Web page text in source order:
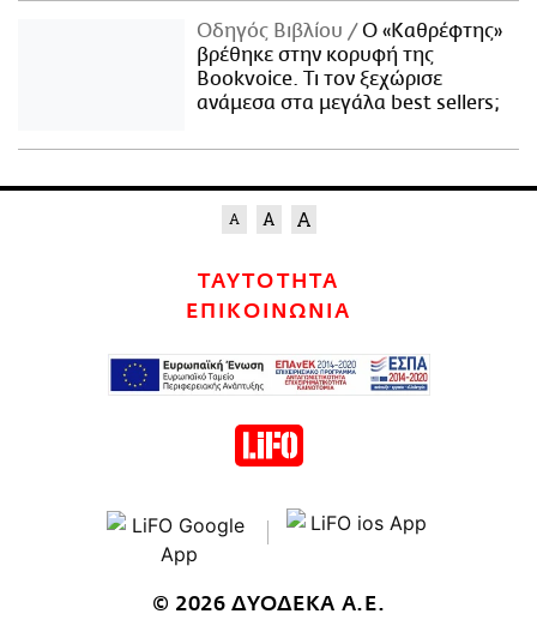
Οδηγός Βιβλίου
Ο «Καθρέφτης»
βρέθηκε στην κορυφή της
Bookvoice. Τι τον ξεχώρισε
ανάμεσα στα μεγάλα best sellers;
ΤΑΥΤΟΤΗΤΑ
ΕΠΙΚΟΙΝΩΝΙΑ
© 2026 ΔΥΟΔΕΚΑ Α.Ε.